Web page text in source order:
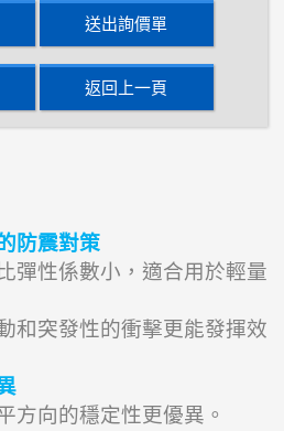
送出詢價單
返回上一頁
防震對策
彈性係數小，適合用於輕量
和突發性的衝擊更能發揮效
方向的穩定性更優異。